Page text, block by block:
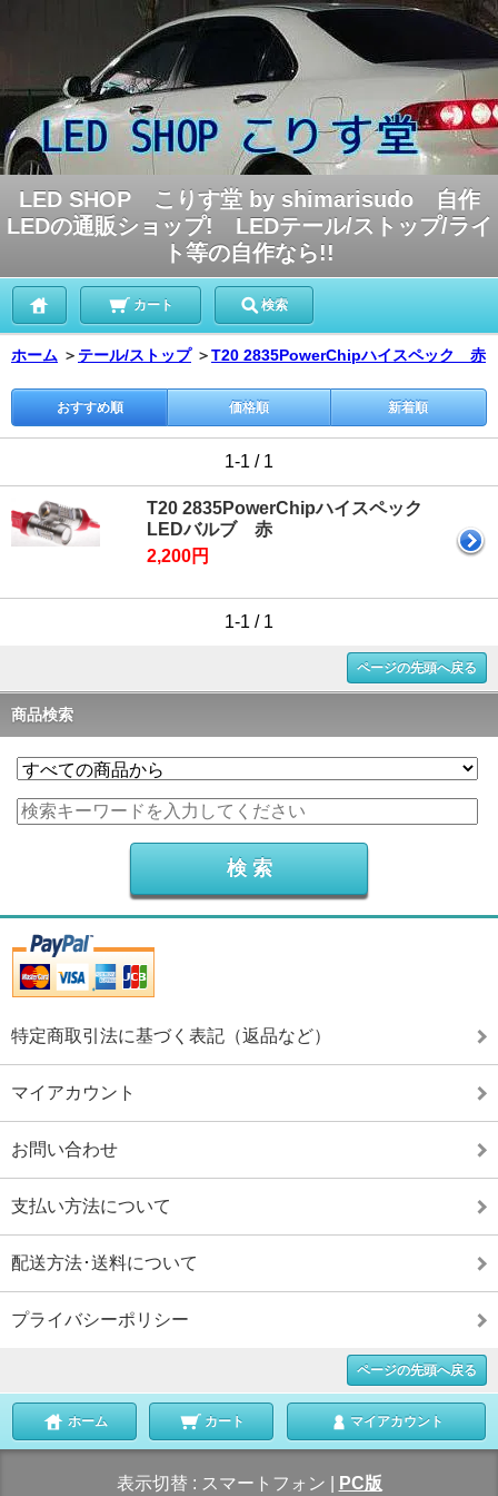
LED SHOP こりす堂 by shimarisudo 自作
LEDの通販ショップ! LEDテール/ストップ/ライ
ト等の自作なら!!
カート 検索
ホーム ＞ テール/ストップ ＞T20 2835PowerChipハイスペック 赤
おすすめ順 価格順 新着順
1-1 / 1
T20 2835PowerChipハイスペック
LEDバルブ 赤
2,200円
1-1 / 1
ページの先頭へ戻る
商品検索
特定商取引法に基づく表記（返品など）
マイアカウント
お問い合わせ
支払い方法について
配送方法･送料について
プライバシーポリシー
ページの先頭へ戻る
ホーム カート マイアカウント
表示切替 : スマートフォン PC版